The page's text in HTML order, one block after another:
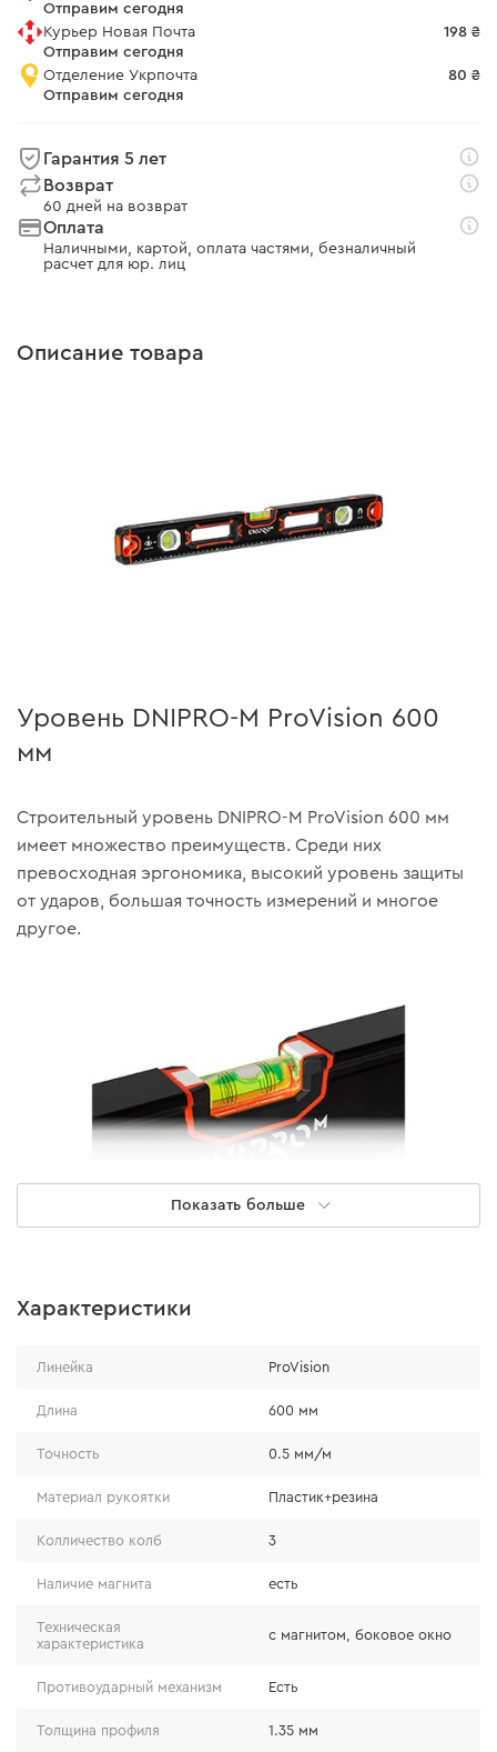
Отправим сегодня
Курьер Новая Почта
Отправим сегодня
198 ₴
Отделение Укрпочта
Отправим сегодня
80 ₴
Гарантия 5 лет
Возврат
60 дней на возврат
Оплата
Наличными, картой, оплата частями, безналичный
расчет для юр. лиц
Описание товара
Уровень DNIPRO-M ProVision 600
мм
Строительный уровень DNIPRO-M ProVision 600 мм
имеет множество преимуществ. Среди них
превосходная эргономика, высокий уровень защиты
от ударов, большая точность измерений и многое
другое.
Главные особенности
0,5 мм/м;
- благодаря увеличенной центральной колбе
исключается искажение пузырька даже при
позволяет использовать его даже на загрязненной
гарантии на точность, который составляет 5 лет.
Показать больше
Характеристики
Линейка ProVision
Длина 600 мм
Точность 0.5 мм/м
Материал рукоятки Пластик+резина
Колличество колб 3
Наличие магнита есть
Техническая
характеристика
с магнитом, боковое окно
Противоударный механизм Есть
Толщина профиля 1.35 мм